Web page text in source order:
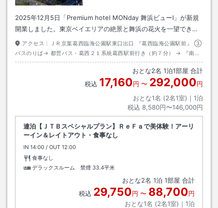
2025年12月5日「Premium hotel MONday 舞浜ビューⅠ」が新規
開業しました。東京ベイエリアの絶景と舞浜の花火を一望でき…
アクセス：
ＪＲ京葉葛西臨海公園駅東口出口 『葛西臨海公園駅前』 ③
バスのりば→ 都営バス・葛西２１系統葛西駅前行き（約７分） → 『南葛
西中学校前』下車 → 徒歩（約４分）→ ホテル
おとな2名 1泊1部屋 合計
税込 17,160円 〜 292,000円
おとな1名 (2名1室)｜ 1泊
税込 8,580円〜146,000円
連泊【ＪＴＢスペシャルプラン】ＲｅＦａで美体験！アーリ
ーイン＆レイトアウト・食事なし
IN チェックイン
14:00 / OUT チェックアウト
12:00
食事なし
デラックスルーム 禁煙 33.4平米
おとな2名 1泊 1部屋 合計
税込 29,750円 〜 88,700円
おとな1名 (2名1室)｜ 1泊